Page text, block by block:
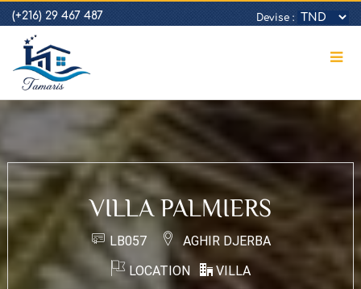
(+216) 29 467 487 Devise :
VILLA PALMIERS
LB057
AGHIR DJERBA
LOCATION
VILLA